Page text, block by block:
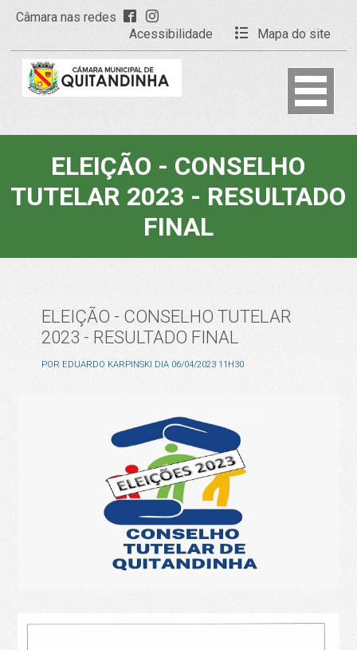
Câmara nas redes
Acessibilidade
Mapa do site
ELEIÇÃO - CONSELHO
TUTELAR 2023 - RESULTADO
FINAL
ELEIÇÃO - CONSELHO TUTELAR
2023 - RESULTADO FINAL
POR EDUARDO KARPINSKI DIA 06/04/2023 11H30